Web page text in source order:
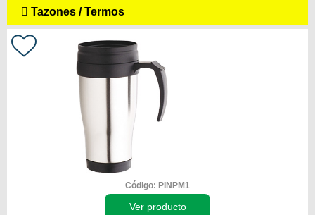
Tazones / Termos
Código: PINPM1
Ver producto